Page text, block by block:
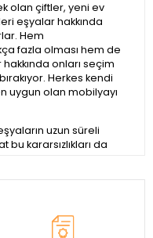
olan çiftler, yeni ev
eşyalar hakkında
Hem
fazla olması hem de
onları seçim
Herkes kendi
uygun olan mobilyayı
uzun süreli
bu kararsızlıkları da
oldukça doğru